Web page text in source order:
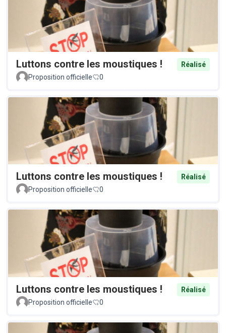
Luttons contre les moustiques !
Réalisé
Proposition officielle
0
Luttons contre les moustiques !
Réalisé
Proposition officielle
0
Luttons contre les moustiques !
Réalisé
Proposition officielle
0